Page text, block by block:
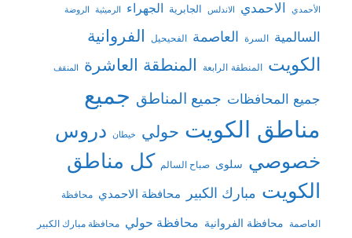
الأحمدي الاحمدي الاندلس الجابرية الجهراء الرميثية الروضة
السالمية السرة العاصمة الفحيحيل الفروانية
الكويت المنطقة الرابعة المنطقة العاشرة المنقف
جميع المحافظات جميع المناطق جميع
مناطق الكويت حولي خيطان دروس
خصوصي سلوى صباح السالم كل مناطق
الكويت مبارك الكبير محافظة الاحمدي محافظة
العاصمة محافظة الفروانية محافظة حولي محافظة مبارك الكبير